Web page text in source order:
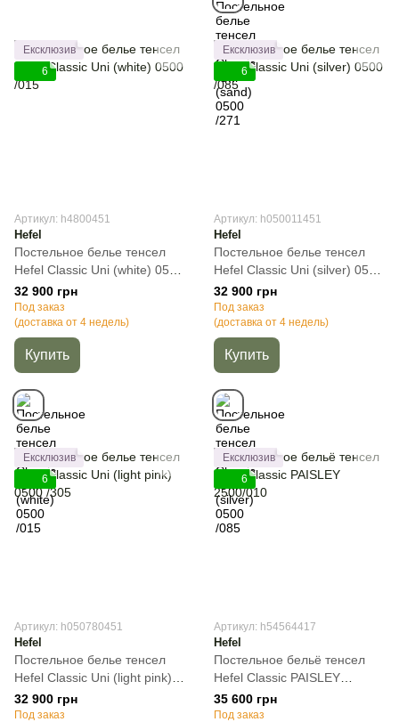
Ексклюзив
6
Артикул: h4800451
Hefel
Постельное белье тенсел
Hefel Classic Uni (white) 0500
/015, Белый, 50х70см (2шт),
Полуторный, 140х220 см,
160х260 см
32 900 грн
Под заказ
(доставка от 4 недель)
Купить
Ексклюзив
6
Артикул: h050011451
Hefel
Постельное белье тенсел
Hefel Classic Uni (silver) 0500
/085, Cиний, 50х70см (2шт),
Полуторный, 140х220 см,
160х260 см
32 900 грн
Под заказ
(доставка от 4 недель)
Купить
Ексклюзив
6
Артикул: h050780451
Hefel
Постельное белье тенсел
Hefel Classic Uni (light pink)
0500 /305, Пудра, 50х70см
(2шт), Полуторный, 140х220
32 900 грн
Под заказ
Ексклюзив
6
Артикул: h54564417
Hefel
Постельное бельё тенсел
Hefel Classic PAISLEY
2500/010, Молочный,
50х70см (2шт), Полуторный,
35 600 грн
Под заказ